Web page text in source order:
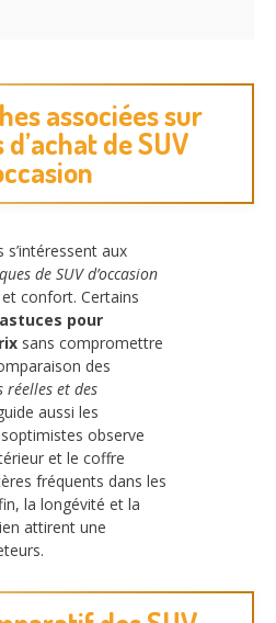
associées sur
de SUV
s’intéressent aux
de SUV d’occasion
confort. Certains
astuces pour
sans compromettre
des
réelles et des
aussi les
observe
et le coffre
fréquents dans les
la longévité et la
attirent une